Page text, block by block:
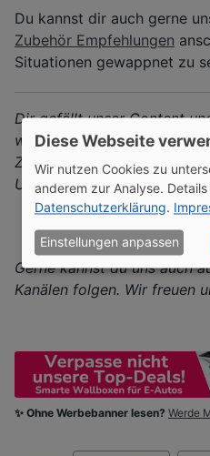
Du kannst dir auch gerne
Zubehör Empfehlungen
Situationen gewappnet zu
Dir gefällt unser Content
weiterhelfen? Dann
Zugriff auf exklusive
Unterstützung! 🙏🏽🙏🏽
Werde
Gerne kannst du uns auch
Kanälen folgen. Wir freuen
✨ Ohne Werbebanner lesen? Werde
Diese Webseite
Wir nutzen Cookies zu
anderem zur Analyse.
Datenschutzerklärung.
Einstellungen anpassen